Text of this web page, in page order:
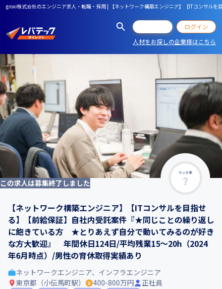
groxi株式会社のエンジニア求人・転職・採用 | 【ネットワーク構築エンジニア】【ITコンサ
ログイン
人材をお探しの企業様はこちら
マッチ率
この求人は募集終了しました
【ネットワーク構築エンジニア】【ITコンサルを目指せ
る】【前給保証】自社内受託案件『★同じことの繰り返し
に飽きている方 ★とりあえず自分で動いてみるのが好き
な方大歓迎』 年間休日124日/平均残業15～20h（2024
年6月時点）/男性の育休取得実績あり
ネットワークエンジニア、インフラエンジニア
東京都（小伝馬町駅）
400-800万円 正社員